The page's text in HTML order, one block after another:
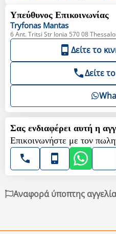
Υπεύθυνος Επικοινωνίας
Tryfonas Mantas
6 Ant. Tritsi Str Ionia 570 08
Δείτε το
Δείτε
Σας ενδιαφέρει αυτή η
Επικοινωνήστε με τον
Αναφορά ύποπτης